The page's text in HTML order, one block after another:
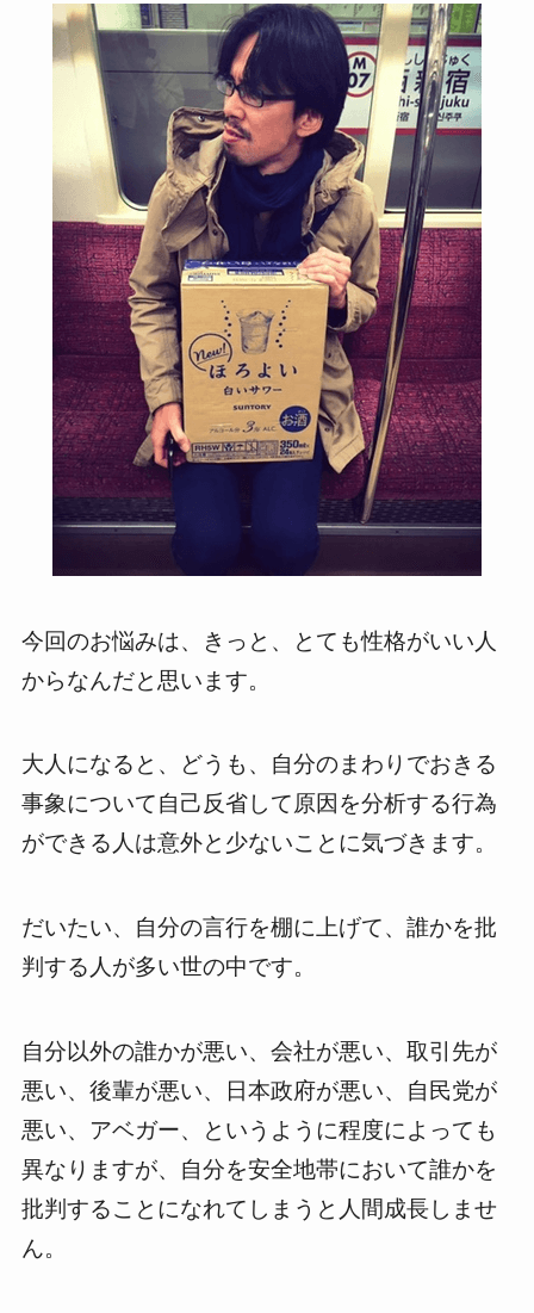
今回のお悩みは、きっと、とても性格がいい人
からなんだと思います。
大人になると、どうも、自分のまわりでおきる
事象について自己反省して原因を分析する行為
ができる人は意外と少ないことに気づきます。
だいたい、自分の言行を棚に上げて、誰かを批
判する人が多い世の中です。
自分以外の誰かが悪い、会社が悪い、取引先が
悪い、後輩が悪い、日本政府が悪い、自民党が
悪い、アベガー、というように程度によっても
異なりますが、自分を安全地帯において誰かを
批判することになれてしまうと人間成長しませ
ん。